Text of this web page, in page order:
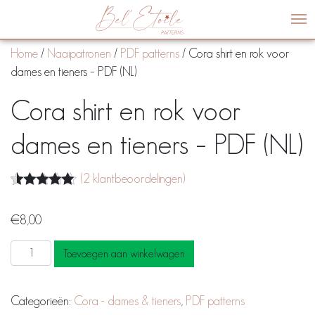
Home / Naaipatronen / PDF patterns / Cora shirt en rok voor
dames en tieners – PDF (NL)
Cora shirt en rok voor
dames en tieners – PDF (NL)
gebaseerd
klantbeoordelingen
(2 klantbeoordelingen)
€8,00
Cora
shirt
rok
Toevoegen aan winkelwagen
Categorieën: Cora - dames & tieners, PDF patterns